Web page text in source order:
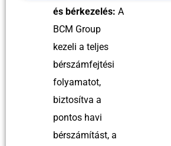
és bérkezelés: A
BCM Group
kezeli a teljes
bérszámfejtési
folyamatot,
biztosítva a
pontos havi
bérszámítást, a